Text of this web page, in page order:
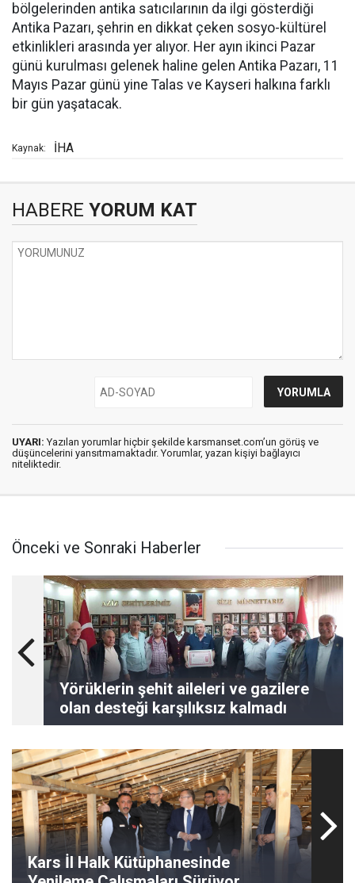
bölgelerinden antika satıcılarının da ilgi gösterdiği
Antika Pazarı, şehrin en dikkat çeken sosyo-kültürel
etkinlikleri arasında yer alıyor. Her ayın ikinci Pazar
günü kurulması gelenek haline gelen Antika Pazarı, 11
Mayıs Pazar günü yine Talas ve Kayseri halkına farklı
bir gün yaşatacak.
Kaynak: İHA
HABERE YORUM KAT
UYARI: Yazılan yorumlar hiçbir şekilde karsmanset.com’un görüş ve
düşüncelerini yansıtmamaktadır. Yorumlar, yazan kişiyi bağlayıcı
niteliktedir.
Önceki ve Sonraki Haberler
Yörüklerin şehit aileleri ve gazilere
olan desteği karşılıksız kalmadı
Kars İl Halk Kütüphanesinde